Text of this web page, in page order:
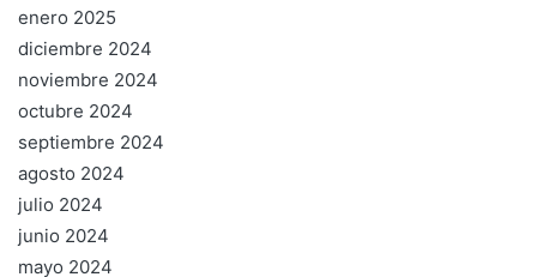
enero 2025
diciembre 2024
noviembre 2024
octubre 2024
septiembre 2024
agosto 2024
julio 2024
junio 2024
mayo 2024